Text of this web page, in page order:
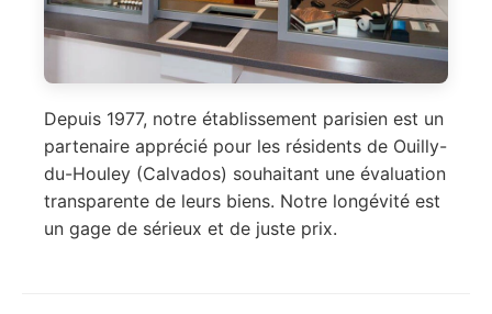
Depuis 1977, notre établissement parisien est un
partenaire apprécié pour les résidents de Ouilly-
du-Houley (Calvados) souhaitant une évaluation
transparente de leurs biens. Notre longévité est
un gage de sérieux et de juste prix.